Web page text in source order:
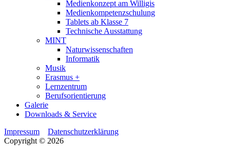
Medienkonzept am Willigis
Medienkompetenzschulung
Tablets ab Klasse 7
Technische Ausstattung
MINT
Naturwissenschaften
Informatik
Musik
Erasmus +
Lernzentrum
Berufsorientierung
Galerie
Downloads & Service
Impressum
Datenschutzerklärung
Copyright © 2026